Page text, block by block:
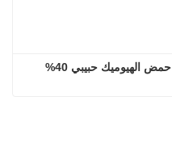
حمض الهيوميك حبيبي 40%